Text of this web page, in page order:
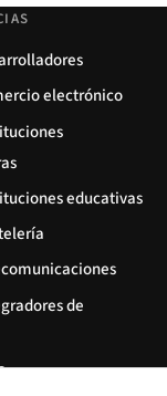
electrónico
educativas
de